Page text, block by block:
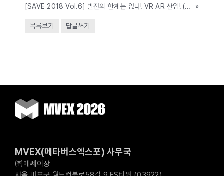
[SAVE 2018 Vol.6] 발전의 한계는 없다! VR AR 산업! (04.19~22, COEX)
»
목록보기 답글쓰기
MVEX(메타버스엑스포) 사무국
㈜메쎄이상